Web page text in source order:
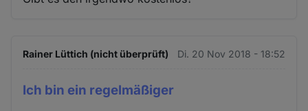
Rainer Lüttich (nicht überprüft) Di. 20 Nov 2018 - 18:52
Ich bin ein regelmäßiger